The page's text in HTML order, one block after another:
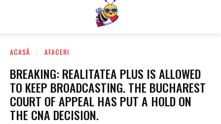
ACASĂ AFACERI
BREAKING: REALITATEA PLUS IS ALLOWED
TO KEEP BROADCASTING. THE BUCHAREST
COURT OF APPEAL HAS PUT A HOLD ON
THE CNA DECISION.